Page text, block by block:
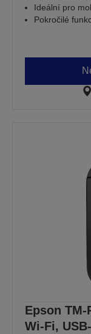
Ideální pro
Pokročilé
Epson TM-
Wi-Fi,